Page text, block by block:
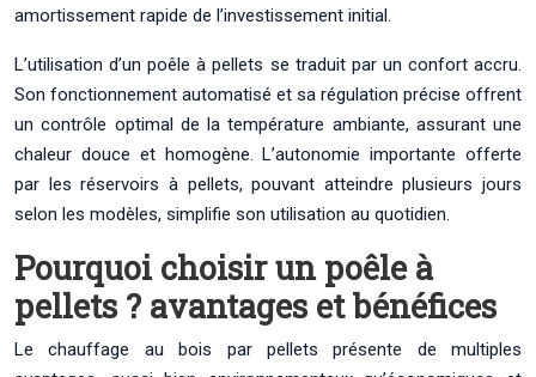
amortissement rapide de l’investissement initial.
L’utilisation d’un poêle à pellets se traduit par un confort accru.
Son fonctionnement automatisé et sa régulation précise offrent
un contrôle optimal de la température ambiante, assurant une
chaleur douce et homogène. L’autonomie importante offerte
par les réservoirs à pellets, pouvant atteindre plusieurs jours
selon les modèles, simplifie son utilisation au quotidien.
Pourquoi choisir un poêle à
pellets ? avantages et bénéfices
Le chauffage au bois par pellets présente de multiples